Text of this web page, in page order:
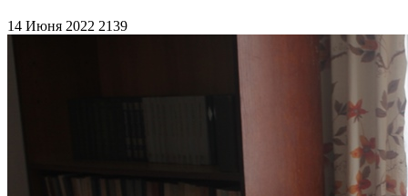
14 Июня 2022 2139